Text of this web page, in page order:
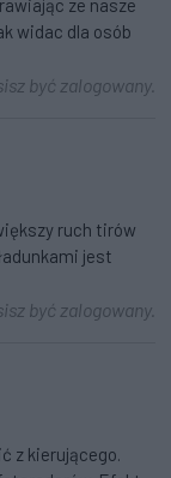
ze nasze
widac dla osób
być zalogowany.
ruch tirów
jest
być zalogowany.
z kierującego.